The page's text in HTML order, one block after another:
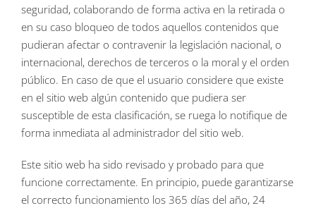
seguridad, colaborando de forma activa en la retirada o
en su caso bloqueo de todos aquellos contenidos que
pudieran afectar o contravenir la legislación nacional, o
internacional, derechos de terceros o la moral y el orden
público. En caso de que el usuario considere que existe
en el sitio web algún contenido que pudiera ser
susceptible de esta clasificación, se ruega lo notifique de
forma inmediata al administrador del sitio web.
Este sitio web ha sido revisado y probado para que
funcione correctamente. En principio, puede garantizarse
el correcto funcionamiento los 365 días del año, 24